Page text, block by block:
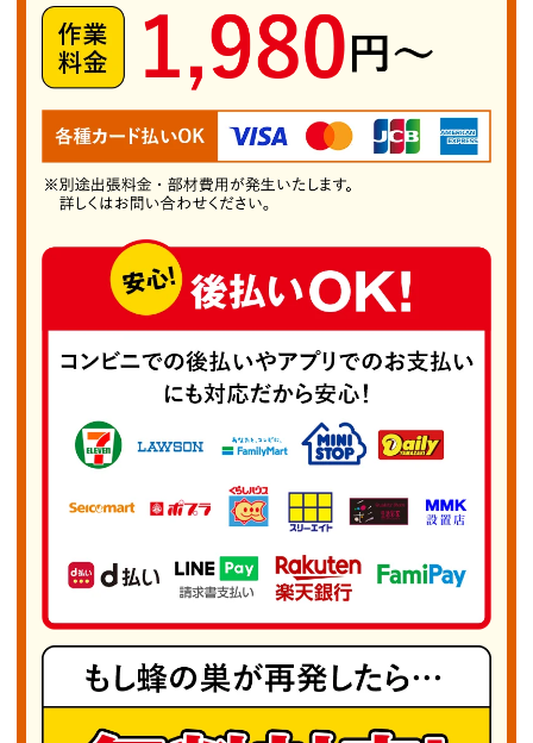
と黒の体色が特徴です。ほかにヒメホソアシナガ
バチやヒメスズメバチも存在しますが、キボシア
シナガバチは比較的穏やかとはいえ、巣に近づく
と攻撃されることがあるため注意が必要です。刺
された場合、軽症なら1～2日で痛みが和らぎま
すが、まれに強いアレルギー反応を起こすことも
さい。 我孫子市蜂の巣駆除PROはこれら蜂の種
類に関わらず、巣を見つけ次第速やかに対応いた
します。お電話一本でお悩みに最適な対処法を提
案し、お見積もりも分かりやすくご説明します。
ご相談は無料ですので、蜂の巣に関する不安があ
ればお気軽にご連絡ください。お客様の安全を守
るため、迅速かつ確実な駆除サービスを提供する
「我孫子市蜂の巣駆除PRO」にぜひご依頼くだ